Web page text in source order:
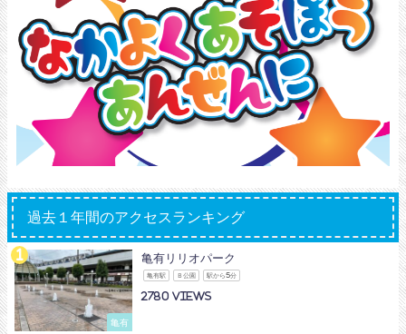
過去１年間のアクセスランキング
亀有
亀有リリオパーク
亀有駅 Ｂ公園 駅から5分
2780